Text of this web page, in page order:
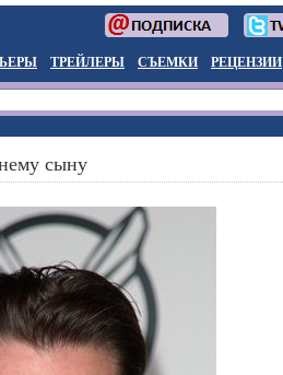
ТРЕЙЛЕРЫ СЪЕМКИ РЕЦЕНЗИИ
сыну